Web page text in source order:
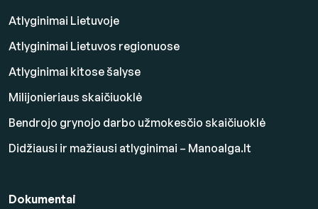
Atlyginimai Lietuvoje
Atlyginimai Lietuvos regionuose
Atlyginimai kitose šalyse
Milijonieriaus skaičiuoklė
Bendrojo grynojo darbo užmokesčio skaičiuoklė
Didžiausi ir mažiausi atlyginimai – Manoalga.lt
Dokumentai